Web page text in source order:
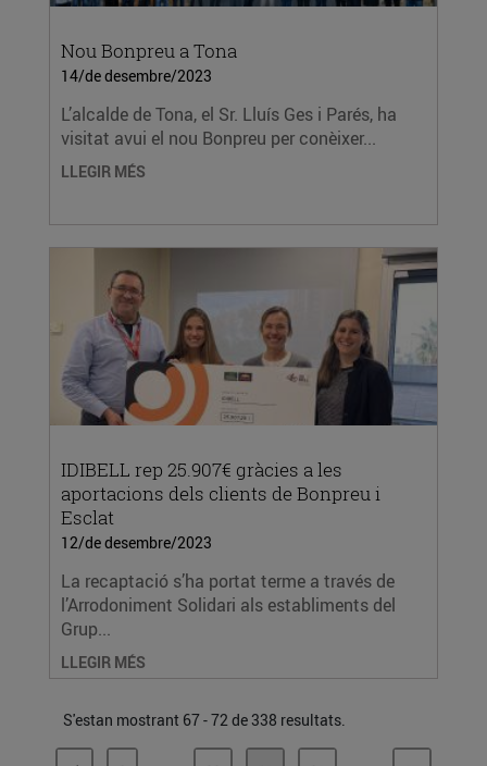
Nou Bonpreu a Tona
14/de desembre/2023
L’alcalde de Tona, el Sr. Lluís Ges i Parés, ha
visitat avui el nou Bonpreu per conèixer...
LLEGIR MÉS
IDIBELL rep 25.907€ gràcies a les
aportacions dels clients de Bonpreu i
Esclat
12/de desembre/2023
La recaptació s’ha portat terme a través de
l’Arrodoniment Solidari als establiments del
Grup...
LLEGIR MÉS
S'estan mostrant 67 - 72 de 338 resultats.